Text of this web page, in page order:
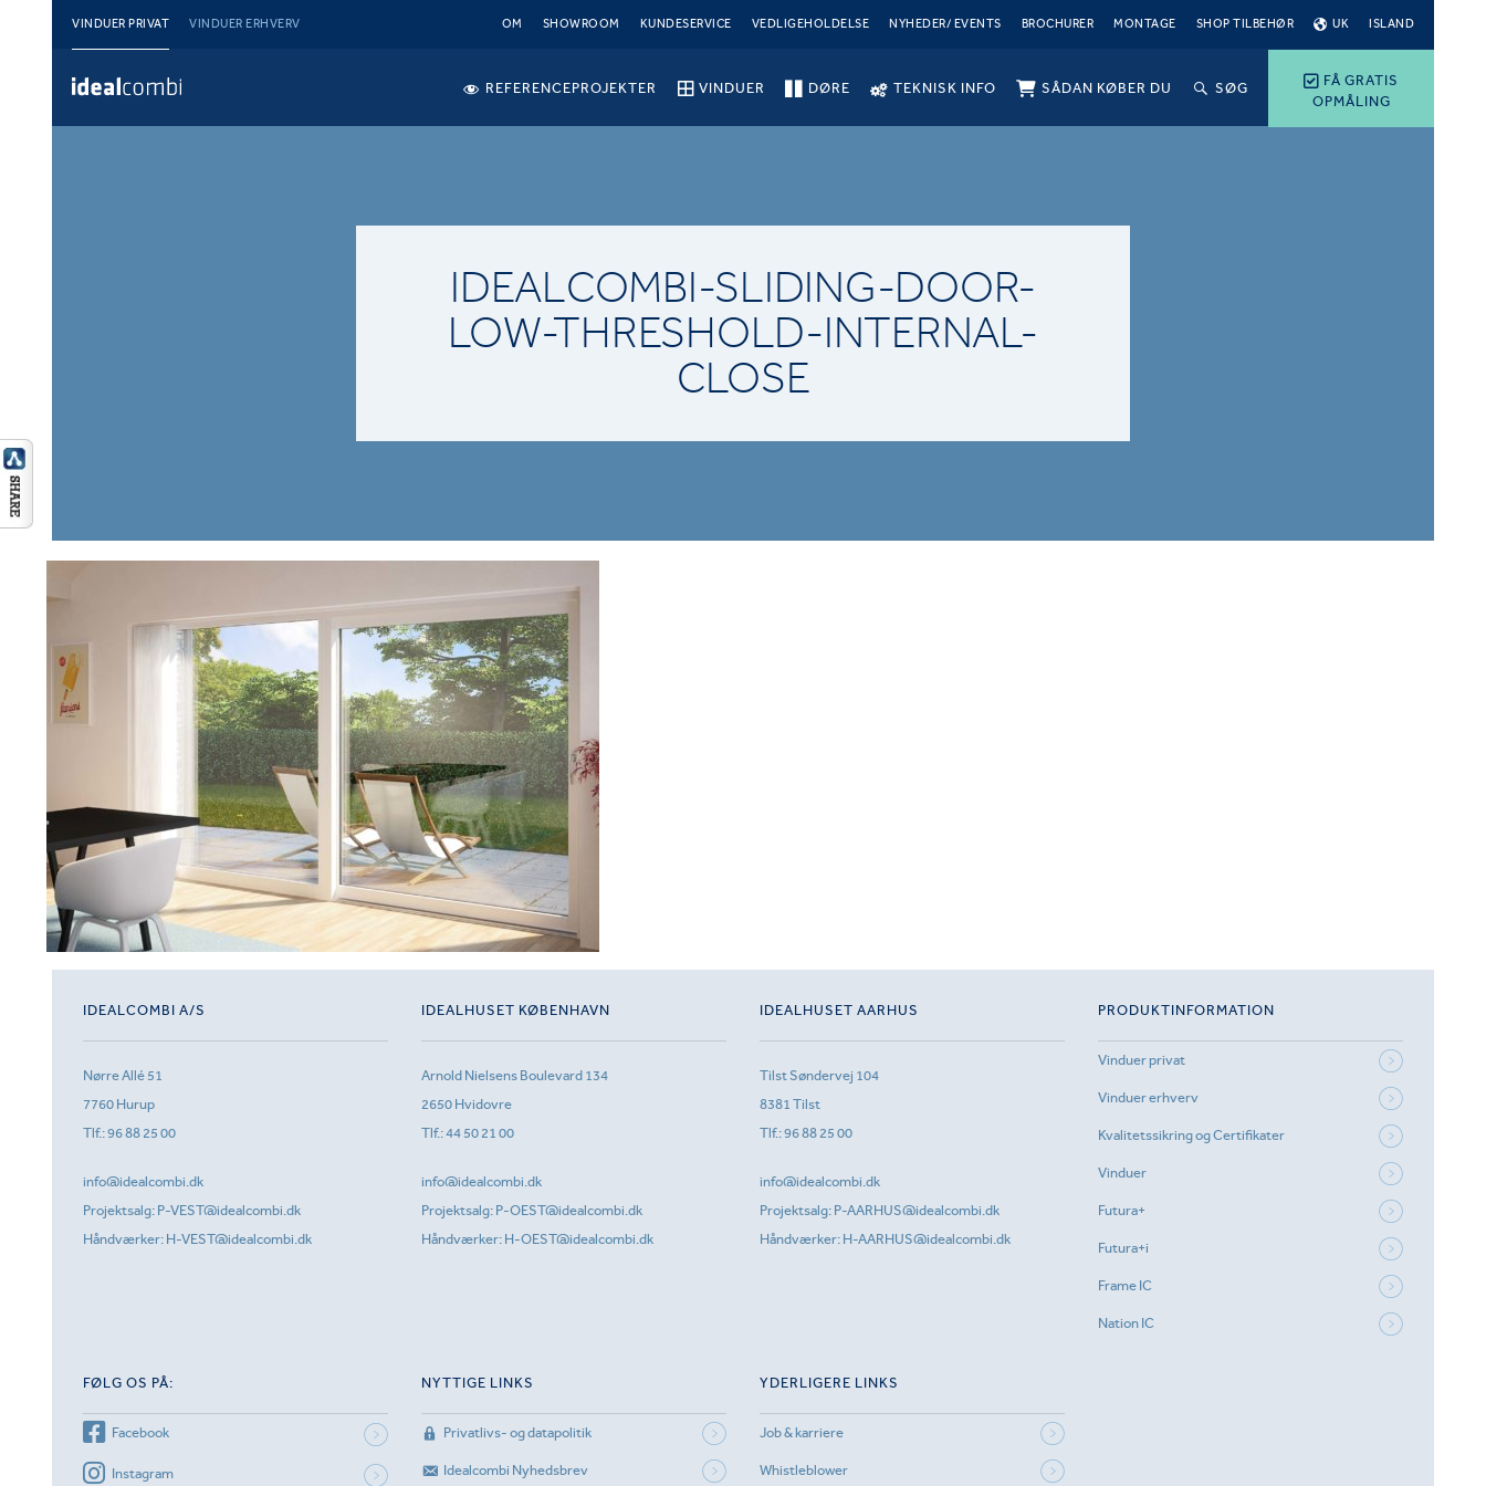
VINDUER PRIVAT VINDUER ERHVERV OM SHOWROOM KUNDESERVICE VEDLIGEHOLDELSE NYHEDER/ EVENTS BROCHURER MONTAGE SHOP TILBEHØR UK ISLAND
FÅ GRATIS
OPMÅLING
REFERENCEPROJEKTER VINDUER DØRE TEKNISK INFO SÅDAN KØBER DU SØG
IDEALCOMBI-SLIDING-DOOR-
LOW-THRESHOLD-INTERNAL-
CLOSE
IDEALCOMBI A/S
Nørre Allé 51
7760 Hurup
Tlf.:96 88 25 00
info@idealcombi.dk
Projektsalg: P-VEST@idealcombi.dk
Håndværker: H-VEST@idealcombi.dk
IDEALHUSET KØBENHAVN
Arnold Nielsens Boulevard 134
2650 Hvidovre
Tlf.:44 50 21 00
info@idealcombi.dk
Projektsalg: P-OEST@idealcombi.dk
Håndværker: H-OEST@idealcombi.dk
IDEALHUSET AARHUS
Tilst Søndervej 104
8381 Tilst
Tlf.:96 88 25 00
info@idealcombi.dk
Projektsalg: P-AARHUS@idealcombi.dk
Håndværker: H-AARHUS@idealcombi.dk
PRODUKTINFORMATION
Vinduer privat
Vinduer erhverv
Kvalitetssikring og Certifikater
Vinduer
Futura+
Futura+i
Frame IC
Nation IC
FØLG OS PÅ:
Facebook
Instagram
NYTTIGE LINKS
Privatlivs- og datapolitik
Idealcombi Nyhedsbrev
YDERLIGERE LINKS
Job & karriere
Whistleblower